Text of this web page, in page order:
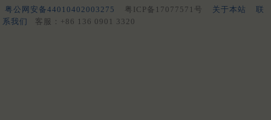
粤公网安备44010402003275 粤ICP备17077571号 关于本站
联
系我们
客服：+86 136 0901 3320